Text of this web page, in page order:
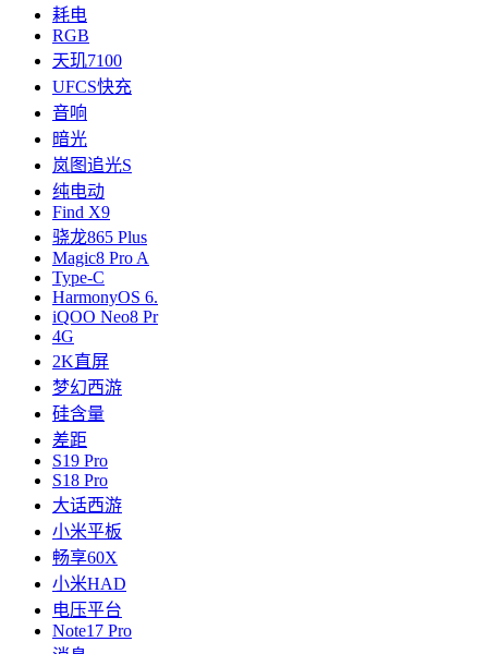
耗电
RGB
天玑7100
UFCS快充
音响
暗光
岚图追光S
纯电动
Find X9
骁龙865 Plus
Magic8 Pro A
Type-C
HarmonyOS 6.
iQOO Neo8 Pr
4G
2K直屏
梦幻西游
硅含量
差距
S19 Pro
S18 Pro
大话西游
小米平板
畅享60X
小米HAD
电压平台
Note17 Pro